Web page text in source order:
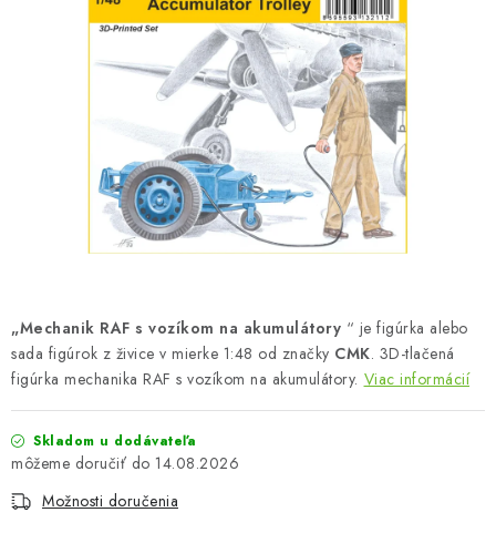
PLASTOVÉ MODELY
PRÍSLUŠENSTVO
PUBLIKÁCIE
SKY RIDERS COFFEE
PREDÁVANÉ ZNAČKY
O Nás Moja objednávka Kontakty
Preprava a platba
Podmienky a pravidlá
Zásady ochrany osobných údajov
Prevodník modelárskych farieb
„Mechanik RAF s vozíkom na akumulátory “ je figúrka alebo
sada figúrok z živice v mierke 1:48 od značky CMK. 3D-tlačená
figúrka mechanika RAF s vozíkom na akumulátory. Viac informácií
Skladom u dodávateľa
14.08.2026
Možnosti doručenia